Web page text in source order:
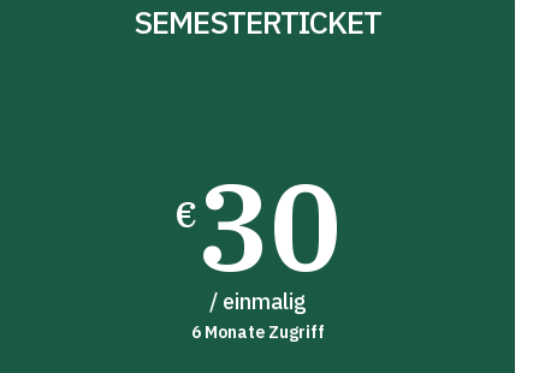
SEMESTERTICKET
€30
/ einmalig
6 Monate Zugriff